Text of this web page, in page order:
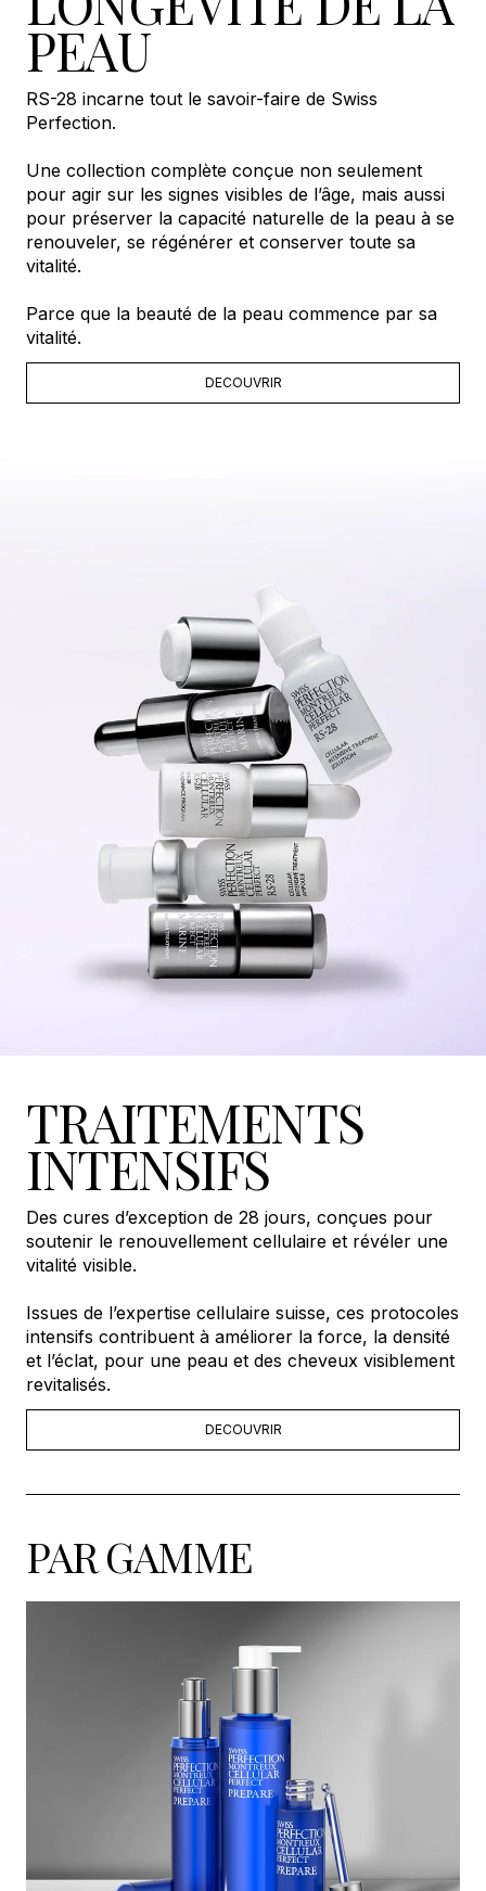
PEAU
RS-28 incarne tout le savoir-faire de Swiss
Perfection.
Une collection complète conçue non seulement
pour agir sur les signes visibles de l’âge, mais aussi
pour préserver la capacité naturelle de la peau à se
renouveler, se régénérer et conserver toute sa
vitalité.
Parce que la beauté de la peau commence par sa
vitalité.
DECOUVRIR
TRAITEMENTS
INTENSIFS
Des cures d’exception de 28 jours, conçues pour
soutenir le renouvellement cellulaire et révéler une
vitalité visible.
Issues de l’expertise cellulaire suisse, ces protocoles
intensifs contribuent à améliorer la force, la densité
et l’éclat, pour une peau et des cheveux visiblement
revitalisés.
DECOUVRIR
PAR GAMME